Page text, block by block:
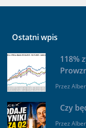
Ostatni wpis
118%
Przez
Czy
Przez